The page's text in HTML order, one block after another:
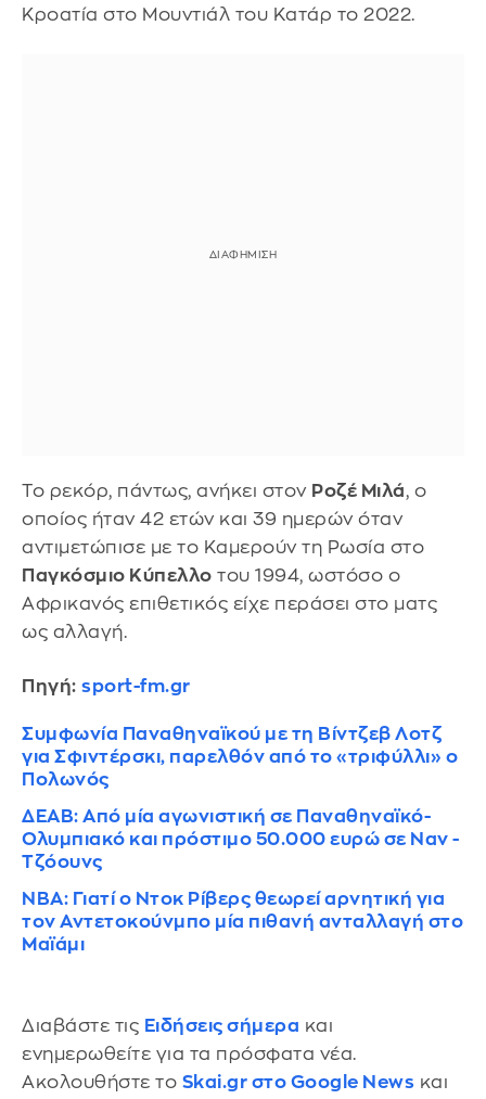
Κροατία στο Μουντιάλ του Κατάρ το 2022.
Το ρεκόρ, πάντως, ανήκει στον Ροζέ Μιλά, ο
οποίος ήταν 42 ετών και 39 ημερών όταν
αντιμετώπισε με το Καμερούν τη Ρωσία στο
Παγκόσμιο Κύπελλο του 1994, ωστόσο ο
Αφρικανός επιθετικός είχε περάσει στο ματς
ως αλλαγή.
Πηγή: sport-fm.gr
Συμφωνία Παναθηναϊκού με τη Βίντζεβ Λοτζ
για Σφιντέρσκι, παρελθόν από το «τριφύλλι» ο
Πολωνός
ΔΕΑΒ: Από μία αγωνιστική σε Παναθηναϊκό-
Ολυμπιακό και πρόστιμο 50.000 ευρώ σε Ναν -
Τζόουνς
NBA: Γιατί ο Ντοκ Ρίβερς θεωρεί αρνητική για
τον Αντετοκούνμπο μία πιθανή ανταλλαγή στο
Μαϊάμι
Διαβάστε τις Ειδήσεις σήμερα και
ενημερωθείτε για τα πρόσφατα νέα.
Ακολουθήστε το Skai.gr στο Google News και